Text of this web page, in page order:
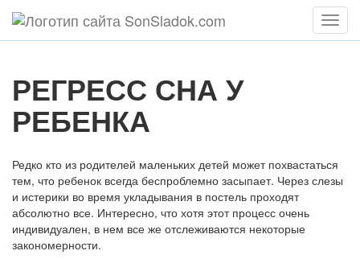
Меню
РЕГРЕСС СНА У
РЕБЕНКА
Редко кто из родителей маленьких детей может похвастаться
тем, что ребенок всегда беспроблемно засыпает. Через слезы
и истерики во время укладывания в постель проходят
абсолютно все. Интересно, что хотя этот процесс очень
индивидуален, в нем все же отслеживаются некоторые
закономерности.